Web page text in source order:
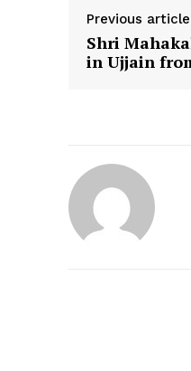
Previous article
Shri
in Ujjain